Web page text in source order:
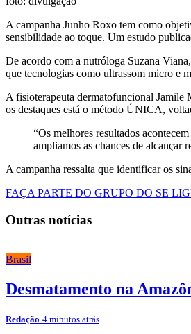
A campanha Junho Roxo tem como
sensibilidade ao toque. Um estudo
De acordo com a nutróloga Suzana Viana
que tecnologias como ultrassom micro e
A fisioterapeuta dermatofuncional Jamile
os destaques está o método ÚNICA,
“Os melhores resultados
ampliamos as chances de alcançar
A campanha ressalta que identificar os
FAÇA PARTE DO GRUPO DO SE
Outras notícias
Brasil
Desmatamento na
Redação 4 minutos atrás